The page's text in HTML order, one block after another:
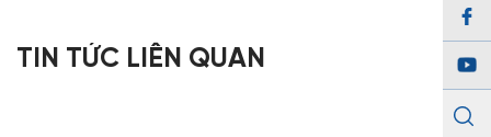
TIN TỨC LIÊN QUAN